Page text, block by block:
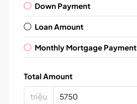
Down Payment
Loan Amount
Monthly Mortgage Payment
Total Amount
triệu